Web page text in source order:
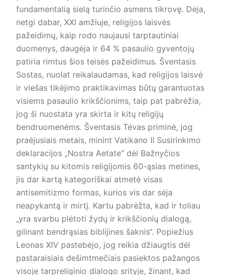
fundamentalią sielą turinčio asmens tikrovę. Deja,
netgi dabar, XXI amžiuje, religijos laisvės
pažeidimų, kaip rodo naujausi tarptautiniai
duomenys, daugėja ir 64 % pasaulio gyventojų
patiria rimtus šios teisės pažeidimus. Šventasis
Sostas, nuolat reikalaudamas, kad religijos laisvė
ir viešas tikėjimo praktikavimas būtų garantuotas
visiems pasaulio krikščionims, taip pat pabrėžia,
jog ši nuostata yra skirta ir kitų religijų
bendruomenėms. Šventasis Tėvas priminė, jog
praėjusiais metais, mi­nint Vatikano II Susirinkimo
deklaracijos „Nostra Aetate“ dėl Bažnyčios
santykių su kitomis religijomis 60-ąsias metines,
jis dar kartą kategoriškai atmetė visas
antisemitizmo formas, kurios vis dar sėja
neapykantą ir mirtį. Kartu pabrėžta, kad ir toliau
„yra svarbu plėtoti žydų ir krikščionių dialogą,
gilinant bendrąsias biblijines šaknis“. Popiežius
Leonas XIV pastebėjo, jog reikia džiaugtis dėl
pastaraisiais dešimtmečiais pasiektos pažangos
visoje tarpreliginio dialogo srityje, žinant, kad